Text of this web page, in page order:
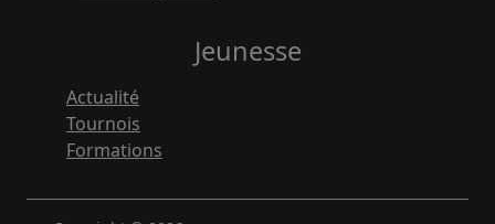
Jeunesse
Actualité
Tournois
Formations